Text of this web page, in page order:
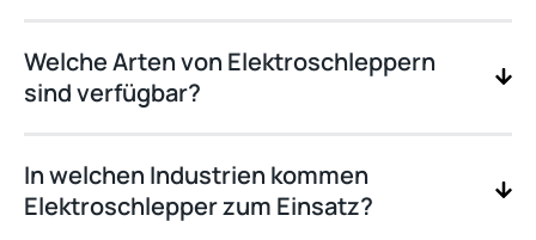
Welche Arten von Elektroschleppern
sind verfügbar?
In welchen Industrien kommen
Elektroschlepper zum Einsatz?